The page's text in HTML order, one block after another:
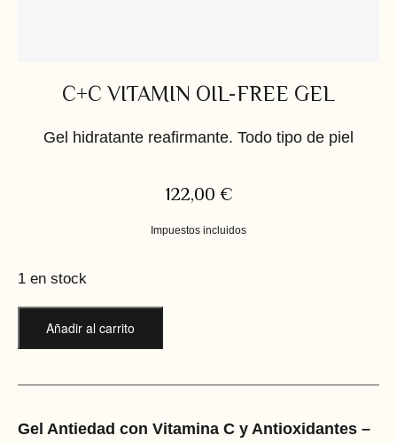
C+C VITAMIN OIL-FREE GEL
Gel hidratante reafirmante. Todo tipo de piel
122,00 €
Impuestos incluidos
1 en stock
Añadir al carrito
Gel Antiedad con Vitamina C y Antioxidantes –